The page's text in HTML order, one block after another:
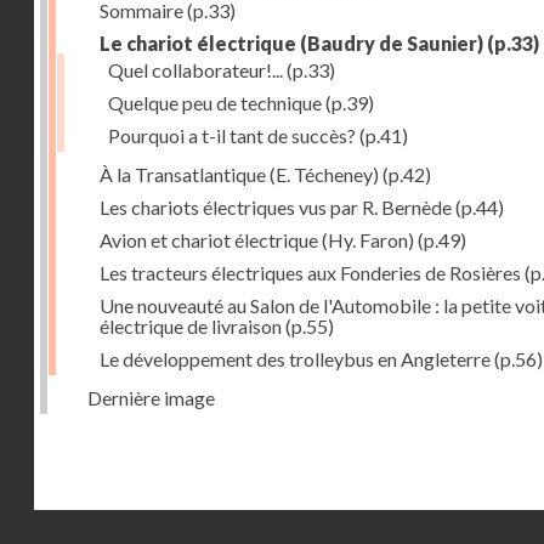
Sommaire(p.33)
Le chariot électrique (Baudry de Saunier) (p.33)
Quel collaborateur!...
(p.33)
Quelque peu de technique(p.39)
Pourquoi a t-il tant de succès? (p.41)
À la Transatlantique (E. Técheney) (p.42)
Les chariots électriques vus par R. Bernède(p.44)
Avion et chariot électrique (Hy. Faron) (p.49)
Les tracteurs électriques aux Fonderies de Rosières
Une nouveauté au Salon de l'Automobile : la petite
électrique de livraison(p.55)
Le développement des trolleybus en Angleterre(p.56)
Dernière image